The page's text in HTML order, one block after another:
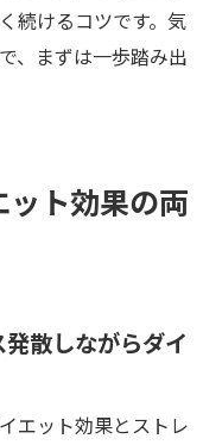
続けるコツです。気
、まずは一歩踏み出
ト効果の両
散しながらダイ
エット効果とストレ